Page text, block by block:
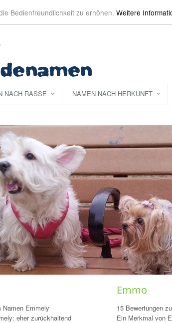
Bedienfreundlichkeit zu erhöhen. Weitere
NACH RASSE NAMEN NACH HERKUNFT
Namen Emmely
eher zurückhaltend
Emmo
15 Bewertungen
Ein Merkmal von